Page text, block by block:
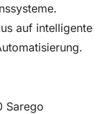
auf intelligente
Sarego